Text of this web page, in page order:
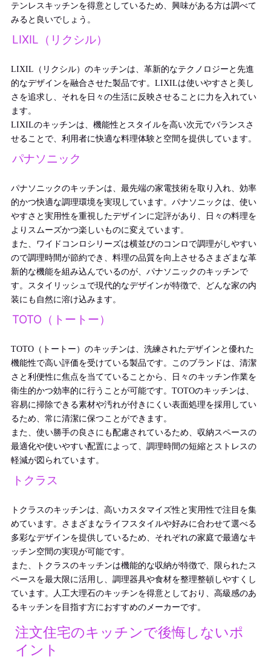
テンレスキッチンを得意としているため、興味がある方は調べて
みると良いでしょう。
LIXIL（リクシル）
LIXIL（リクシル）のキッチンは、革新的なテクノロジーと先進
的なデザインを融合させた製品です。LIXILは使いやすさと美し
さを追求し、それを日々の生活に反映させることに力を入れてい
ます。
LIXILのキッチンは、機能性とスタイルを高い次元でバランスさ
せることで、利用者に快適な料理体験と空間を提供しています。
パナソニック
パナソニックのキッチンは、最先端の家電技術を取り入れ、効率
的かつ快適な調理環境を実現しています。パナソニックは、使い
やすさと実用性を重視したデザインに定評があり、日々の料理を
よりスムーズかつ楽しいものに変えています。
また、ワイドコンロシリーズは横並びのコンロで調理がしやすい
ので調理時間が節約でき、料理の品質を向上させるさまざまな革
新的な機能を組み込んでいるのが、パナソニックのキッチンで
す。スタイリッシュで現代的なデザインが特徴で、どんな家の内
装にも自然に溶け込みます。
TOTO（トートー）
TOTO（トートー）のキッチンは、洗練されたデザインと優れた
機能性で高い評価を受けている製品です。このブランドは、清潔
さと利便性に焦点を当てていることから、日々のキッチン作業を
衛生的かつ効率的に行うことが可能です。TOTOのキッチンは、
容易に掃除できる素材や汚れが付きにくい表面処理を採用してい
るため、常に清潔に保つことができます。
また、使い勝手の良さにも配慮されているため、収納スペースの
最適化や使いやすい配置によって、調理時間の短縮とストレスの
軽減が図られています。
トクラス
トクラスのキッチンは、高いカスタマイズ性と実用性で注目を集
めています。さまざまなライフスタイルや好みに合わせて選べる
多彩なデザインを提供しているため、それぞれの家庭で最適なキ
ッチン空間の実現が可能です。
また、トクラスのキッチンは機能的な収納が特徴で、限られたス
ペースを最大限に活用し、調理器具や食材を整理整頓しやすくし
ています。人工大理石のキッチンを得意としており、高級感のあ
るキッチンを目指す方におすすめのメーカーです。
注文住宅のキッチンで後悔しないポ
イント